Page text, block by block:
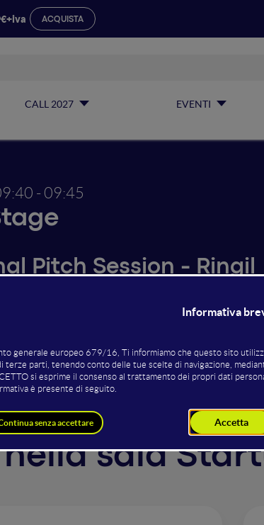
ACQUISTA
CALL 2027 EVENTI
- 09:45
Pitch Session - Ringil
is to enable a new age of digital
data necessary for autonomous logistics.
sala